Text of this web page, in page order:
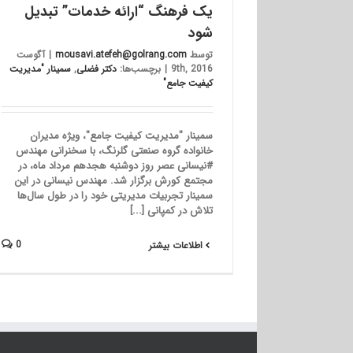
یک فرهنگ “ارائه خدمات” تبدیل
شود
توسط mousavi.atefeh@golrang.com
| آگوست
9th, 2016
| برچسب‌ها: دکتر فضلی, سمینار "مدیریت
کیفیت جامع"
سمینار "مدیریت کیفیت جامع"، ویژه مدیران
خانواده گروه صنعتی گلرنگ، با سخنرانی مهندس
#نیسانی عصر روز دوشنبه هجدهم مرداد ماه، در
مجتمع کورش برگزار شد. مهندس نیسانی در این
سمینار تجربیات مدیریتی خود را در طول سال‌ها
تلاش در کمپانی [...]
اطلاعات بیشتر 0